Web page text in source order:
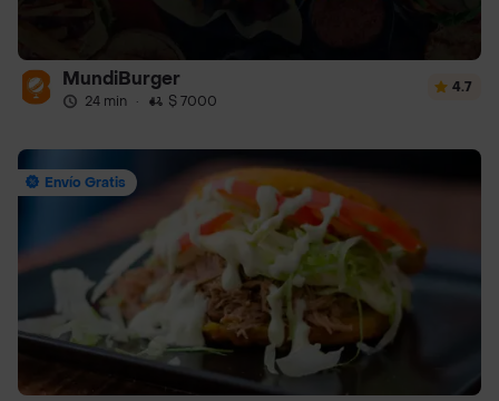
MundiBurger
24 min · $ 7000
4.7
Envío Gratis